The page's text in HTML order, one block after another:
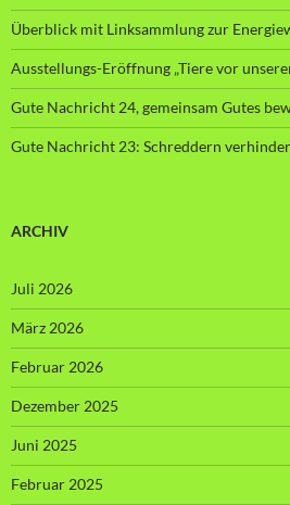
Überblick mit Linksammlung zur
Ausstellungs-Eröffnung „Tiere vor
Gute Nachricht 24, gemeinsam Gutes
Gute Nachricht 23: Schreddern
ARCHIV
Juli 2026
März 2026
Februar 2026
Dezember 2025
Juni 2025
Februar 2025